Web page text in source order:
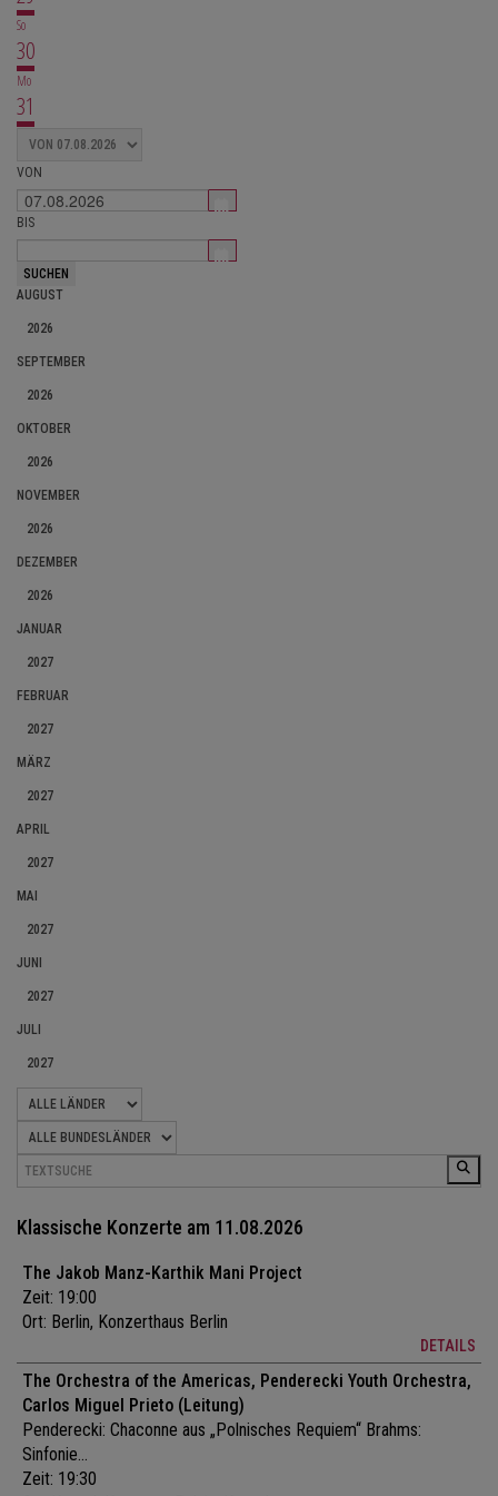
So
30
Mo
31
VON
BIS
AUGUST
2026
SEPTEMBER
2026
OKTOBER
2026
NOVEMBER
2026
DEZEMBER
2026
JANUAR
2027
FEBRUAR
2027
MÄRZ
2027
APRIL
2027
MAI
2027
JUNI
2027
JULI
2027
Klassische Konzerte am 11.08.2026
The Jakob Manz-Karthik Mani Project
Zeit: 19:00
Ort: Berlin, Konzerthaus Berlin
DETAILS
The Orchestra of the Americas, Penderecki Youth Orchestra,
Carlos Miguel Prieto (Leitung)
Penderecki: Chaconne aus „Polnisches Requiem“ Brahms:
Sinfonie...
Zeit: 19:30